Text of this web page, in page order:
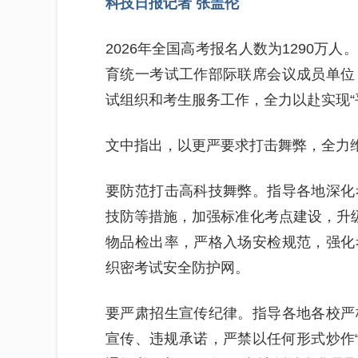
科技日报记者 张盖伦
2026年全国高考报名人数为1290万人
育统一考试工作部际联席会议成员单
试组织和考生服务工作，全力以赴实现
文中指出，以更严要求打击舞弊，全力
要防范打击高科技舞弊。指导各地深
技防等措施，加强标准化考点建设，升
物品检出率，严格入场安检规范，强
织密考试安全防护网。
要严肃招生宣传纪律。指导各地各校
宣传、违规承诺，严禁以任何形式炒作